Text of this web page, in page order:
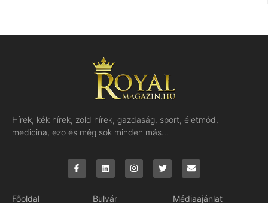
Hírek, kék hírek, zöld hírek, gazdaság, sport, életmód,
medicina, ezo és még sok minden más…
Főoldal Bulvár Médiaajánlat